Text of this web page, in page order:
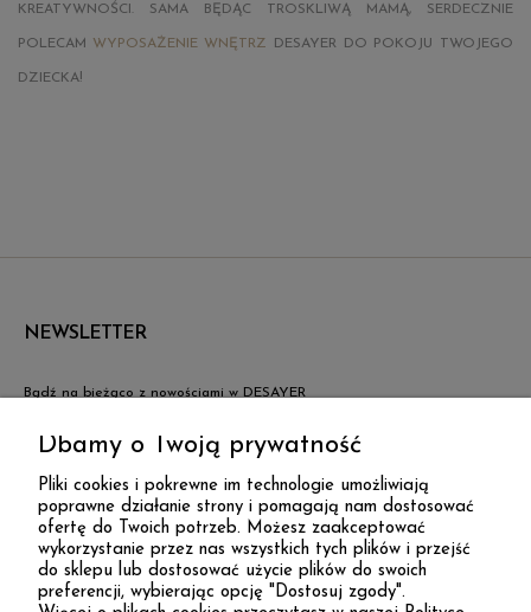
KREATYWNOŚCI. SAMA BĘDĄC TROSKLIWĄ MAMĄ, SERDECZNIE
POLECAM WYPOSAŻENIE WNĘTRZ DESAYER DO POKOJU TWOJEGO
DZIECKA!
NEWSLETTER
Bądź na bieżąco z nowościami w DESAYER
DESAYER
Dbamy o Twoją prywatność
Pliki cookies i pokrewne im technologie umożliwiają
poprawne działanie strony i pomagają nam dostosować
ofertę do Twoich potrzeb. Możesz zaakceptować
wykorzystanie przez nas wszystkich tych plików i przejść
do sklepu lub dostosować użycie plików do swoich
preferencji, wybierając opcję "Dostosuj zgody".